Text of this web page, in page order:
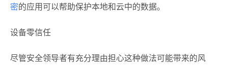
密的应用可以帮助保护本地和云中的数据。
设备零信任
尽管安全领导者有充分理由担心这种做法可能带来的风